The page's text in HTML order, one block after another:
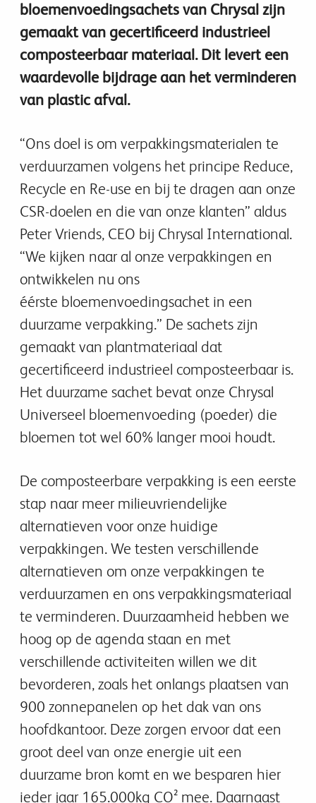
bloemenvoedingsachets van Chrysal zijn
gemaakt van gecertificeerd industrieel
composteerbaar materiaal. Dit levert een
waardevolle bijdrage aan het verminderen
van plastic afval.
“Ons doel is om verpakkingsmaterialen te
verduurzamen volgens het principe Reduce,
Recycle en Re-use en bij te dragen aan onze
CSR-doelen en die van onze klanten” aldus
Peter Vriends, CEO bij Chrysal International.
“We kijken naar al onze verpakkingen en
ontwikkelen nu ons
éérste bloemenvoedingsachet in een
duurzame verpakking.” De sachets zijn
gemaakt van plantmateriaal dat
gecertificeerd industrieel composteerbaar is.
Het duurzame sachet bevat onze Chrysal
Universeel bloemenvoeding (poeder) die
bloemen tot wel 60% langer mooi houdt.
De composteerbare verpakking is een eerste
stap naar meer milieuvriendelijke
alternatieven voor onze huidige
verpakkingen. We testen verschillende
alternatieven om onze verpakkingen te
verduurzamen en ons verpakkingsmateriaal
te verminderen. Duurzaamheid hebben we
hoog op de agenda staan en met
verschillende activiteiten willen we dit
bevorderen, zoals het onlangs plaatsen van
900 zonnepanelen op het dak van ons
hoofdkantoor. Deze zorgen ervoor dat een
groot deel van onze energie uit een
duurzame bron komt en we besparen hier
ieder jaar 165.000kg CO² mee. Daarnaast